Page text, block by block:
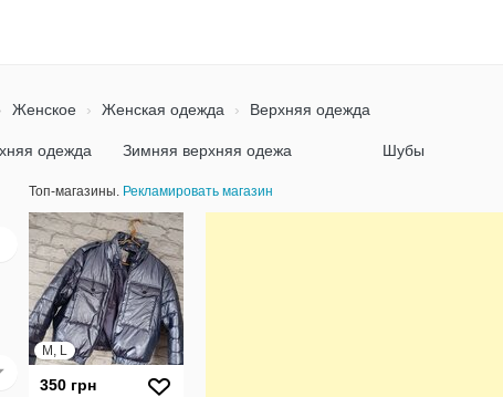
Женское Женская одежда Верхняя одежда
одежда Зимняя верхняя одежа Шубы
Топ-магазины. Рекламировать магазин
M, L
350 грн